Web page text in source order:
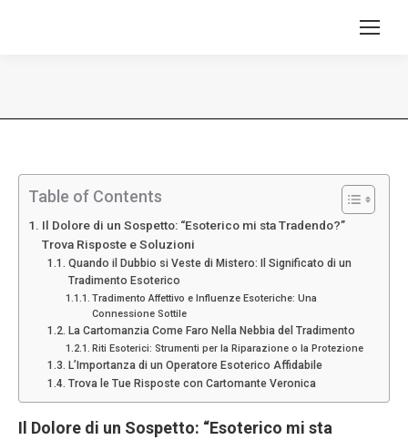
Table of Contents
Il Dolore di un Sospetto: “Esoterico mi sta Tradendo?”
Trova Risposte e Soluzioni
Quando il Dubbio si Veste di Mistero: Il Significato di un
Tradimento Esoterico
Tradimento Affettivo e Influenze Esoteriche: Una
Connessione Sottile
La Cartomanzia Come Faro Nella Nebbia del Tradimento
Riti Esoterici: Strumenti per la Riparazione o la Protezione
L’Importanza di un Operatore Esoterico Affidabile
Trova le Tue Risposte con Cartomante Veronica
Il Dolore di un Sospetto: “Esoterico mi sta